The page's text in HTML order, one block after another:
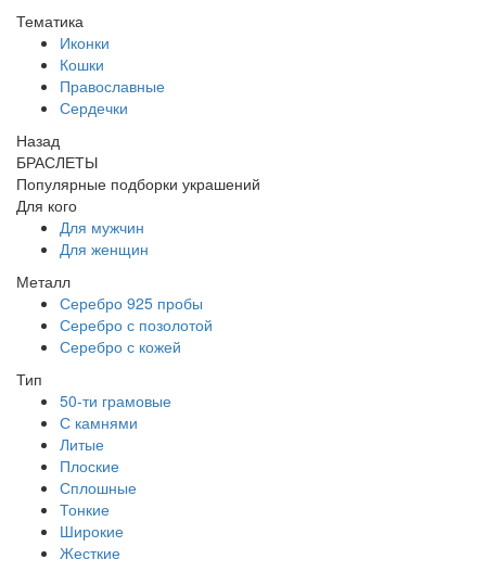
Тематика
Иконки
Кошки
Православные
Сердечки
Назад
БРАСЛЕТЫ
Популярные подборки украшений
Для кого
Для мужчин
Для женщин
Металл
Серебро 925 пробы
Серебро с позолотой
Серебро с кожей
Тип
50-ти грамовые
С камнями
Литые
Плоские
Сплошные
Тонкие
Широкие
Жесткие